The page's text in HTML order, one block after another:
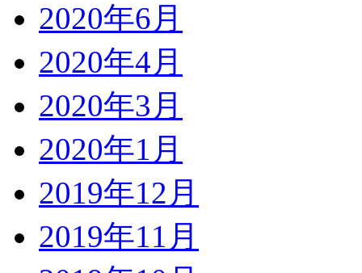
2020年6月
2020年4月
2020年3月
2020年1月
2019年12月
2019年11月